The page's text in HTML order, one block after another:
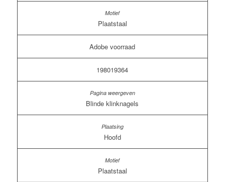
Plaatstaal
Adobe voorraad
198019364
Blinde klinknagels
Hoofd
Plaatstaal